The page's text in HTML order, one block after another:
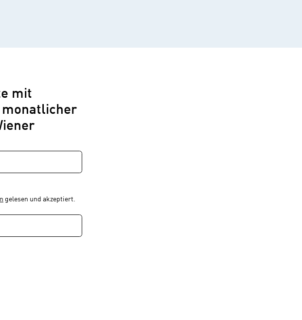
mit
monatlicher
gelesen und akzeptiert.